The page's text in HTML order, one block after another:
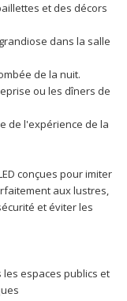
et des décors
dans la salle
de la nuit.
ou les dîners de
de l'expérience de la
conçues pour imiter
aux lustres,
et éviter les
espaces publics et